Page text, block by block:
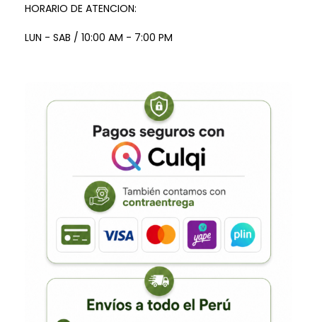
HORARIO DE ATENCION:
LUN - SAB / 10:00 AM - 7:00 PM